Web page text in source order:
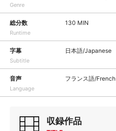
Genre
総分数
Runtime
130 MIN
字幕
Subtitle
日本語/Japanese
音声
Language
フランス語/French
収録作品